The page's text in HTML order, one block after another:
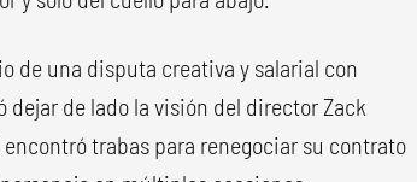
de una disputa creativa y salarial con
de lado la visión del director Zack
trabas para renegociar su contrato